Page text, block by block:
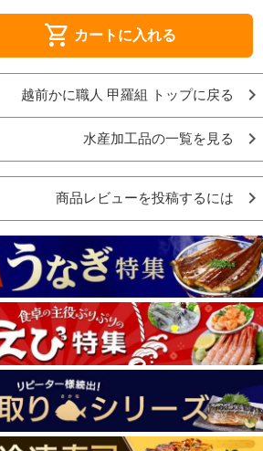
shopping_cart カートに入れる
越前かに職人 甲羅組 トップに戻る
水産加工品の一覧を見る
商品レビューを投稿するには